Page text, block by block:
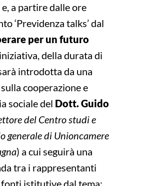
a partire dalle ore
‘Previdenza talks’ dal
per un futuro
della durata di
introdotta da una
cooperazione e
sociale del Dott. Guido
del Centro studi e
generale di Unioncamere
) a cui seguirà una
tra i rappresentanti
istitutive dal tema: